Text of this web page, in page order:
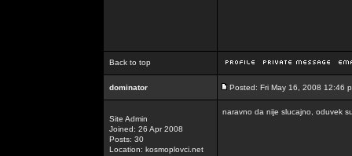
Back to top
dominator Posted: Fri May 16, 2008 12:46
Site Admin
Joined: 26 Apr 2008
Posts: 30
Location: kosmoplovci.net
naravno da nije slucajno, oduvek